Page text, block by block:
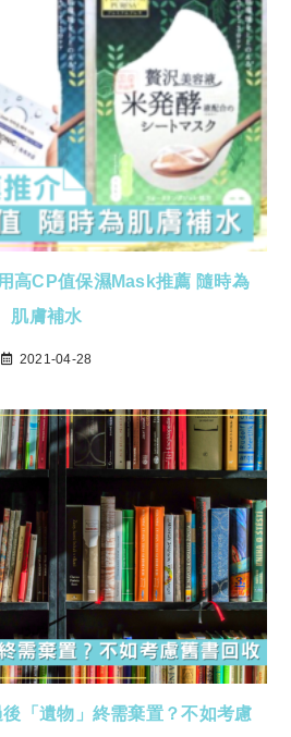
高CP值保濕Mask推薦 隨時為
肌膚補水
2021-04-28
後「遺物」終需棄置？不如考慮